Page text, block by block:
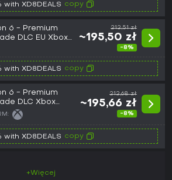
with XD8DEALS copy
6 - Premium
DLC EU Xbox
CD Key
212,51 zł
~195,50 zł
-8%
with XD8DEALS copy
6 - Premium
DLC Xbox
CD Key
212,68 zł
~195,66 zł
-8%
with XD8DEALS copy
+Więcej